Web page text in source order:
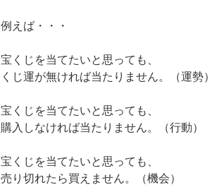
例えば・・・
宝くじを当てたいと思っても、
くじ運が無ければ当たりません。（運勢）
宝くじを当てたいと思っても、
購入しなければ当たりません。（行動）
宝くじを当てたいと思っても、
売り切れたら買えません。（機会）